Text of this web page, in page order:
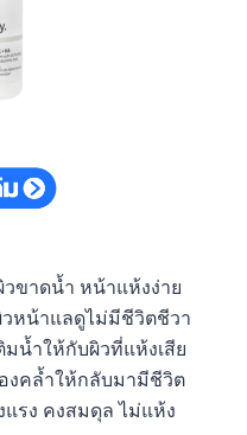
ขาดน้ำ หน้าแห้งง่าย
หน้าแลดูไม่มีชีวิตชีวา
น้ำให้กับผิวที่แห้งเสีย
งคล้ำให้กลับมามีชีวิต
รง คงสมดุล ไม่แห้ง